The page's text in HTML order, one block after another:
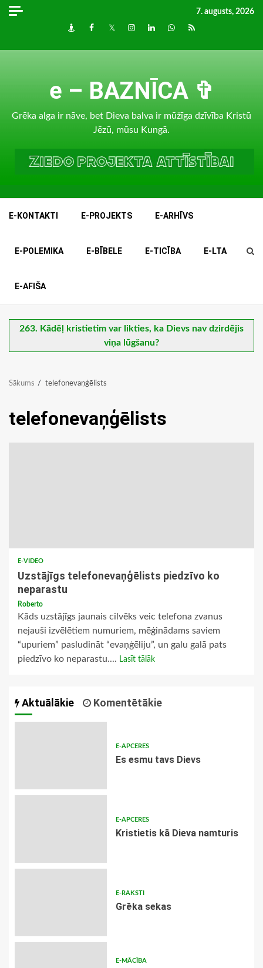
Skip
7. augusts, 2026
DraugiemFacebook
TwitterInstagram
LinkedInwhatsapp
RSS
e – BAZNĪCA ✞
Grēka alga ir nāve, bet Dieva balva ir mūžīga dzīvība Kristū
Jēzū, mūsu Kungā.
E-KONTAKTI E-PROJEKTS E-ARHĪVS
E-POLEMIKA E-BĪBELE E-TICĪBA E-LTA
E-AFIŠA
263. Kādēļ kristietim var likties, ka Dievs nav dzirdējis
viņa lūgšanu?
Sākums telefonevaņģēlists
telefonevaņģēlists
E-VIDEO
Uzstājīgs telefonevaņģēlists piedzīvo ko
neparastu
Roberto
Kāds uzstājīgs jaunais cilvēks veic telefona zvanus
nejauši izvēlētiem numuriem, mēģinādams saviem
“upuriem” pasludināt “evaņģēliju”, un galu galā pats
piedzīvo ko neparastu.... Lasīt tālāk
Aktuālākie Komentētākie
E-APCERES
Es esmu tavs Dievs
E-APCERES
Kristietis kā Dieva namturis
E-RAKSTI
Grēka sekas
E-MĀCĪBA